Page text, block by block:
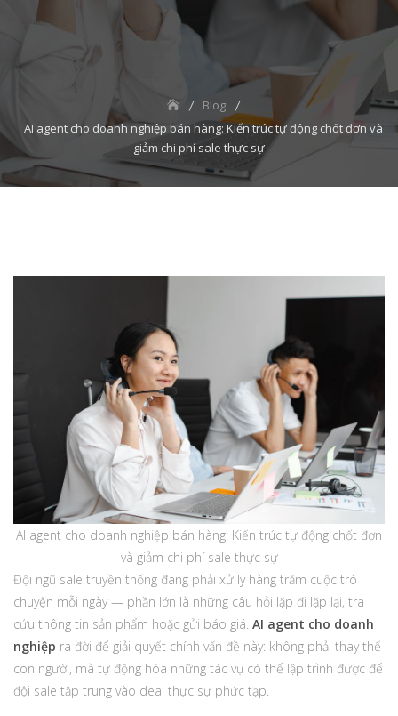
Blog
AI agent cho doanh nghiệp bán hàng: Kiến trúc tự động chốt đơn và
giảm chi phí sale thực sự
AI agent cho doanh nghiệp bán hàng: Kiến trúc tự động chốt đơn
và giảm chi phí sale thực sự
Đội ngũ sale truyền thống đang phải xử lý hàng trăm cuộc trò
chuyện mỗi ngày — phần lớn là những câu hỏi lặp đi lặp lại, tra
cứu thông tin sản phẩm hoặc gửi báo giá. AI agent cho doanh
nghiệp ra đời để giải quyết chính vấn đề này: không phải thay thế
con người, mà tự động hóa những tác vụ có thể lập trình được để
đội sale tập trung vào deal thực sự phức tạp.